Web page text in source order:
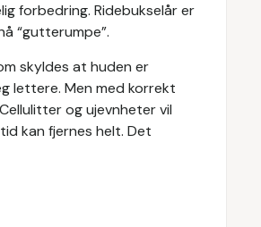
forbedring. Ridebukselår er
“gutterumpe”.
skyldes at huden er
lettere. Men med korrekt
og ujevnheter vil
kan fjernes helt. Det